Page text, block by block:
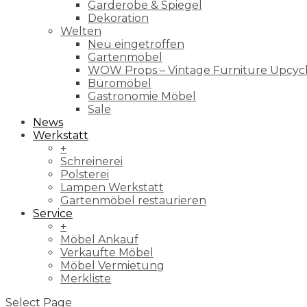
Garderobe & Spiegel
Dekoration
Welten
Neu eingetroffen
Gartenmöbel
WOW Props – Vintage Furniture
Büromöbel
Gastronomie Möbel
Sale
News
Werkstatt
+
Schreinerei
Polsterei
Lampen Werkstatt
Gartenmöbel restaurieren
Service
+
Möbel Ankauf
Verkaufte Möbel
Möbel Vermietung
Merkliste
Select Page